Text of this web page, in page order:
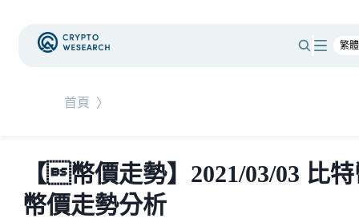
首頁 〉
【幣價走勢】2021/03/03 比
幣價走勢分析